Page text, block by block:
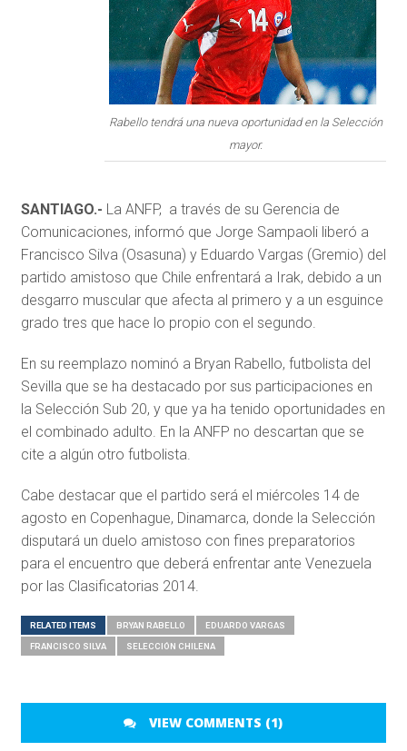
Rabello tendrá una nueva oportunidad en la Selección
mayor.
SANTIAGO.- La ANFP, a través de su Gerencia de
Comunicaciones, informó que Jorge Sampaoli liberó a
Francisco Silva (Osasuna) y Eduardo Vargas (Gremio) del
partido amistoso que Chile enfrentará a Irak, debido a un
desgarro muscular que afecta al primero y a un esguince
grado tres que hace lo propio con el segundo.
En su reemplazo nominó a Bryan Rabello, futbolista del
Sevilla que se ha destacado por sus participaciones en
la Selección Sub 20, y que ya ha tenido oportunidades en
el combinado adulto. En la ANFP no descartan que se
cite a algún otro futbolista.
Cabe destacar que el partido será el miércoles 14 de
agosto en Copenhague, Dinamarca, donde la Selección
disputará un duelo amistoso con fines preparatorios
para el encuentro que deberá enfrentar ante Venezuela
por las Clasificatorias 2014.
RELATED ITEMS BRYAN RABELLO EDUARDO VARGAS
FRANCISCO SILVA SELECCIÓN CHILENA
VIEW COMMENTS (1)